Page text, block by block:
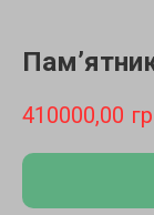
410000,00